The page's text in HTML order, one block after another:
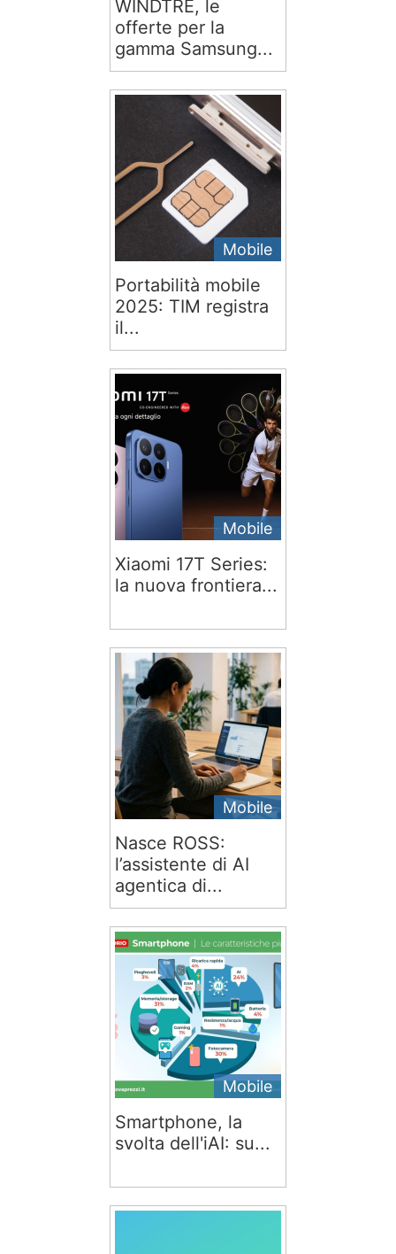
WINDTRE, le
offerte per la
gamma Samsung...
Mobile
Portabilità mobile
2025: TIM registra
il...
Mobile
Xiaomi 17T Series:
la nuova frontiera...
Mobile
Nasce ROSS:
l’assistente di AI
agentica di...
Mobile
Smartphone, la
svolta dell'iAI: su...